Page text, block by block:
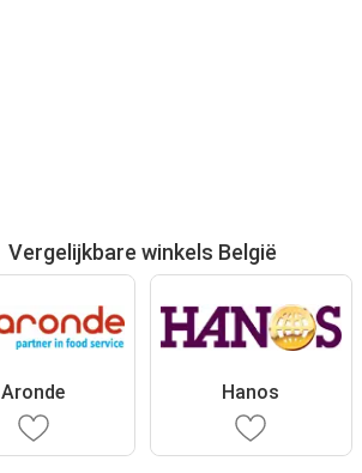
Vergelijkbare winkels België
Aronde Hanos